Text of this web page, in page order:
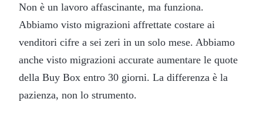
Non è un lavoro affascinante, ma funziona.
Abbiamo visto migrazioni affrettate costare ai
venditori cifre a sei zeri in un solo mese. Abbiamo
anche visto migrazioni accurate aumentare le quote
della Buy Box entro 30 giorni. La differenza è la
pazienza, non lo strumento.